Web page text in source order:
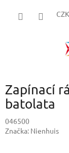
CZK
Zapínací
batolata
046500
Značka: Nienhuis